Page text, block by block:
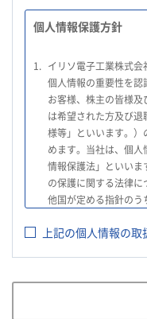
個人情報保護方針
1. イリソ電子工業株式会
個人情報の重要性を認
お客様、株主の皆様
は希望された方及び
様等」といいます。
めます。当社は、個
情報保護法」といい
の保護に関する法律
他国が定める指針の
2.
当社は、お客様等の個
れている場合を除き
当社は、お客様等の
い、滅失又は毀損等
上記の個人情報の取